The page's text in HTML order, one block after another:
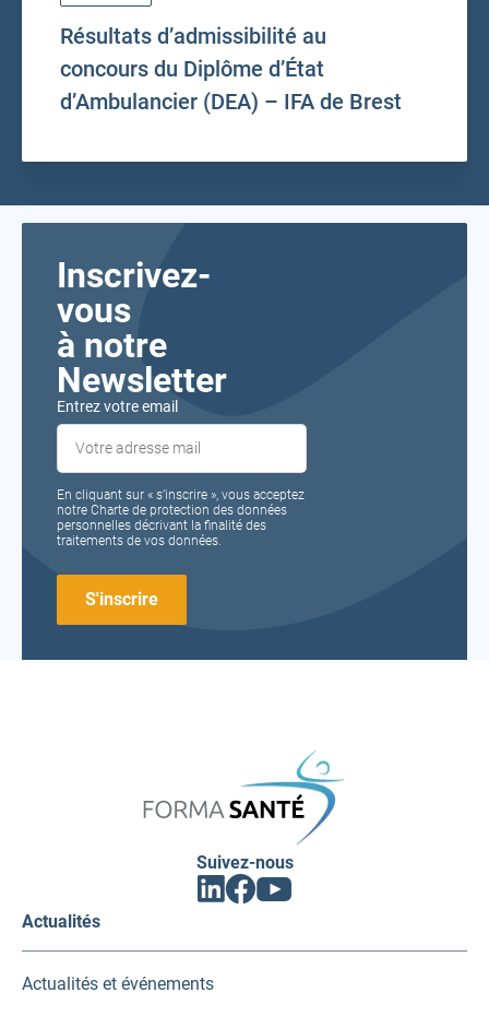
Résultats d’admissibilité au
concours du Diplôme d’État
d’Ambulancier (DEA) – IFA de Brest
Inscrivez-
vous
à notre
Newsletter
Entrez votre email
En cliquant sur « s’inscrire », vous acceptez
notre Charte de protection des données
personnelles décrivant la finalité des
traitements de vos données.
Suivez-nous
Linkedin
(ouvrir
nouvel
Facebook
(ouvrir
nouvel
Youtube
(ouvrir
nouvel
Actualités
Actualités et événements